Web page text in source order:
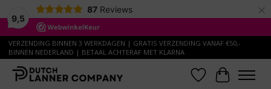
9,5
87 Reviews ×
VERZENDING BINNEN 3 WERKDAGEN | GRATIS VERZENDING VANAF €50,-
BINNEN NEDERLAND | BETAAL ACHTERAF MET KLARNA
Verlanglijst